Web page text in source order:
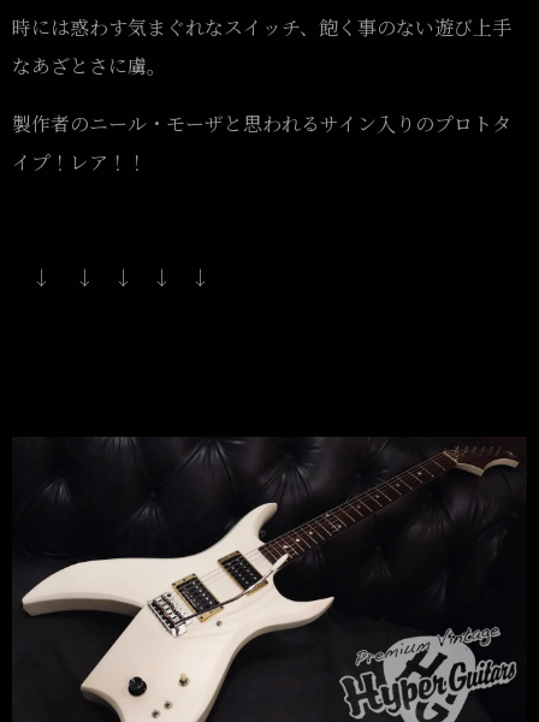
時には惑わす気まぐれなスイッチ、飽く事のない遊び上手
なあざとさに虜。
製作者のニール・モーザと思われるサイン入りのプロトタ
イプ！レア！！
↓ ↓ ↓ ↓ ↓